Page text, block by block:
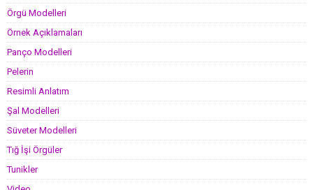
Örgü Modelleri
Örnek Açıklamaları
Panço Modelleri
Pelerin
Resimli Anlatım
Şal Modelleri
Süveter Modelleri
Tığ İşi Örgüler
Tunikler